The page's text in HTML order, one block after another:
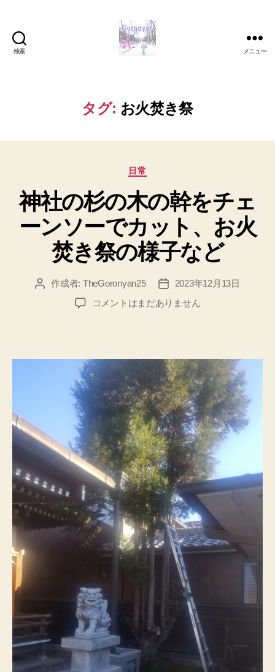
検索
マ
イ
ド
音
と
日
常
の
こ
と
メニュー
タグ: お火焚き祭
カ
ゴ
リ
ー
日常
神社の杉の木の幹をチェ
ーンソーでカット、お火
焚き祭の様子など
投 作成者: TheGoronyan25
投
稿
日
2023年12月13日
神
の
木
の
を
ェ
ー
ン
ソ
ー
で
カ
ッ
ト、
焚
き
祭
の
様
子
コメントはまだありません